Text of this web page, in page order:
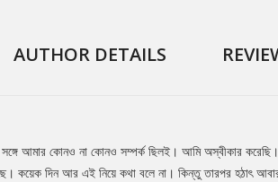
AUTHOR DETAILS
আমার কোনও না কোনও সম্পর্ক ছিলই। আমি অস্বীকার
কয়েক দিন আর এই নিয়ে কথা বলে না। কিন্তু তারপর হঠাৎ